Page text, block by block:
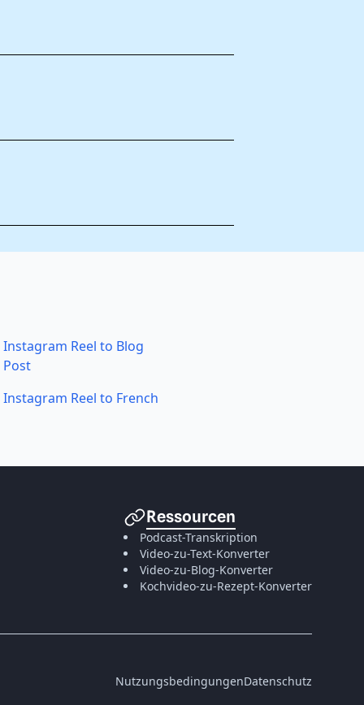
Instagram Reel to Blog
Post
Instagram Reel to French
Ressourcen
Podcast-Transkription
Video-zu-Text-Konverter
Video-zu-Blog-Konverter
Kochvideo-zu-Rezept-Konverter
NutzungsbedingungenDatenschutz